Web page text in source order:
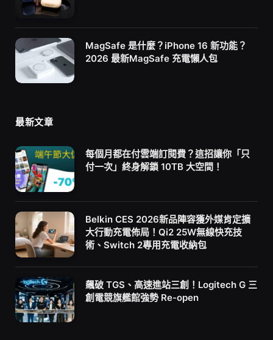
MagSafe 是什麼？iPhone 16 新功能？
2026 最新MagSafe 充電懶人包
最新文章
每個月都在付雲端訂閱費？這招讓你「只
付一次」終身解鎖 10TB 大空間！
Belkin CES 2026新品陣容獲外媒肯定擴
大行動充電佈局！Qi2 25W無線快充技
術、Switch 2專用充電收納包
飆破 TGS、高速進站三創！Logitech G 三
創電競旗艦館強勢 Re-open